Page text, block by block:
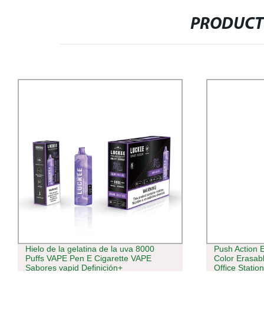
Push Action Erasable Gel Pen Multi-
Color Erasable Bullet Tip agua Pen
Office Stationery Tipo de prensa
Envío rápido
VAPE Elf
TPD CE